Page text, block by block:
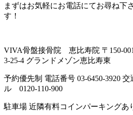
まずはお気軽にお電話にてお尋ね下
す！
VIVA骨盤接骨院 恵比寿院 〒150-
3-25-4 グランドメゾン恵比寿東
予約優先制 電話番号 03-6450-3920
ル 0120-110-900
駐車場 近隣有料コインパーキングあ